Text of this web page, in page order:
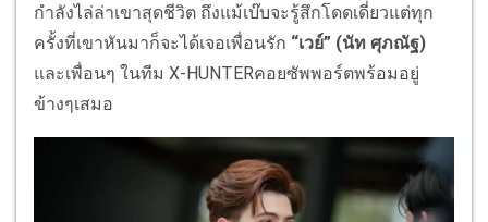
กำลังไล่ล่าเขาสุดชีวิต ถึงแม้เบ๊บจะรู้สึกโดดเดี่ยวแต่ทุก
ครั้งที่เขาหันมาก็จะได้เจอเพื่อนรัก “เวย์” (นัท ศุภณัฐ)
และเพื่อนๆ ในทีม X-HUNTERคอยซัพพอร์ตพร้อมอยู่
ข้างๆเสมอ